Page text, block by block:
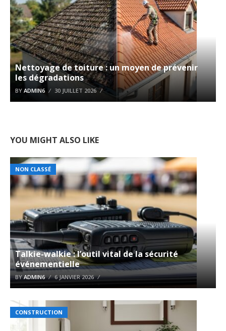
Nettoyage de toiture : un moyen de prévenir
les dégradations
BY ADMIN6 30 JUILLET 2026
YOU MIGHT ALSO LIKE
NON CLASSÉ
Talkie-walkie : l’outil vital de la sécurité
événementielle
BYADMIN6 6 JANVIER 2026
CONSTRUCTION